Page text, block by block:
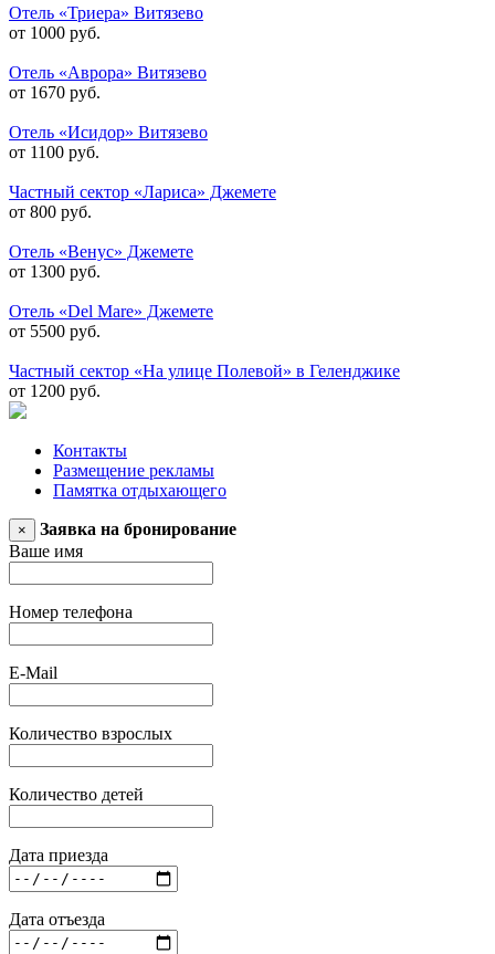
Отель «Триера» Витязево
от 1000 руб.
Отель «Аврора» Витязево
от 1670 руб.
Отель «Исидор» Витязево
от 1100 руб.
Частный сектор «Лариса» Джемете
от 800 руб.
Отель «Венус» Джемете
от 1300 руб.
Отель «Del Mare» Джемете
от 5500 руб.
Частный сектор «На улице Полевой» в Геленджике
от 1200 руб.
Контакты
Размещение рекламы
Памятка отдыхающего
×
Заявка на бронирование
Ваше имя
Номер телефона
E-Mail
Количество взрослых
Количество детей
Дата приезда
Дата отъезда